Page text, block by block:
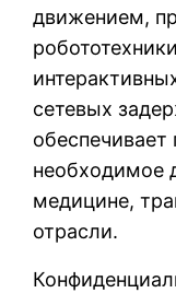
движением,
сетевых
обеспечивает
необходимое
медицине,
отрасли.